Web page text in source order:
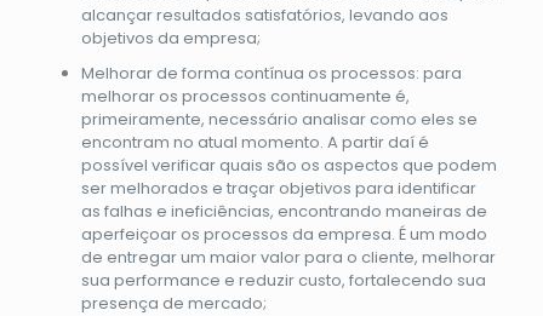
alcançar resultados satisfatórios, levando aos
objetivos da empresa;
Melhorar de forma contínua os processos: para
melhorar os processos continuamente é,
primeiramente, necessário analisar como eles se
encontram no atual momento. A partir daí é
possível verificar quais são os aspectos que podem
ser melhorados e traçar objetivos para identificar
as falhas e ineficiências, encontrando maneiras de
aperfeiçoar os processos da empresa. É um modo
de entregar um maior valor para o cliente, melhorar
sua performance e reduzir custo, fortalecendo sua
presença de mercado;